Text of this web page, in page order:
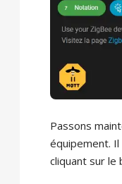
Passons
équipement. Il
cliquant sur le